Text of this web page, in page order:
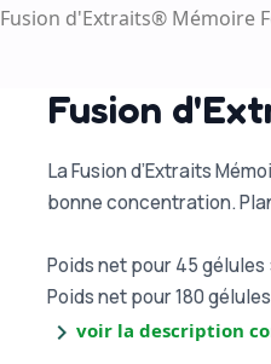
Fusion d'Extraits® Mémoire
Fusion
La Fusion d’Extraits
bonne concentration.
Poids net pour 45 gélules
Poids net pour 180
chevron_right voir la description